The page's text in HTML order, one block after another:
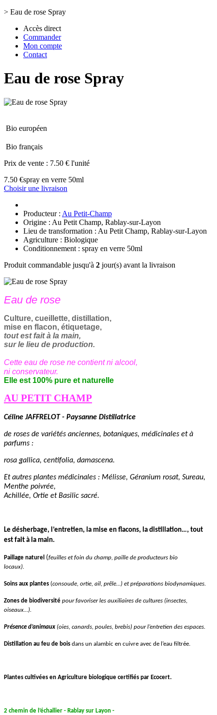
> Eau de rose Spray
Accès direct
Commander
Mon compte
Contact
Eau de rose Spray
Bio européen
Bio français
Prix de vente : 7.50 € l'unité
7.50 €spray en verre 50ml
Choisir une livraison
Producteur : Au Petit-Champ
Origine : Au Petit Champ, Rablay-sur-Layon
Lieu de transformation : Au Petit Champ, Rablay-sur-Layon
Agriculture : Biologique
Conditionnement : spray en verre 50ml
Produit commandable jusqu'à 2 jour(s) avant la livraison
Eau de rose
Culture, cueillette, distillation,
mise en flacon, étiquetage,
tout est fait à la main,
sur le lieu de production.
Cette eau de rose ne contient ni alcool,
ni conservateur.
Elle est 100% pure et naturelle
AU PETIT CHAMP
Céline JAFFRELOT - Paysanne Distillatrice
de roses de variétés anciennes, botaniques, médicinales et à
parfums :
rosa gallica, centifolia, damascena.
Et autres plantes médicinales : Mélisse, Géranium rosat, Sureau,
Menthe poivrée,
Achillée, Ortie etBasilic sacré.
Le désherbage, l’entretien, la mise en flacons, la distillation…, tout
est fait à la main.
Paillage naturel (feuilles et foin du champ, paille de producteurs bio
locaux).
Soins aux plantes (consoude, ortie, ail, prêle…) etpréparations biodynamiques.
Zones de biodiversité pour favoriser les auxiliaires de cultures (insectes,
oiseaux…).
Présence d’animaux (oies, canards, poules, brebis) pour l’entretien des espaces.
Distillation au feu de bois dans un alambic en cuivre avec de l’eau filtrée.
Plantes cultivées en Agriculture biologique certifiés par Ecocert.
2 chemin de l’échallier - Rablay sur Layon -